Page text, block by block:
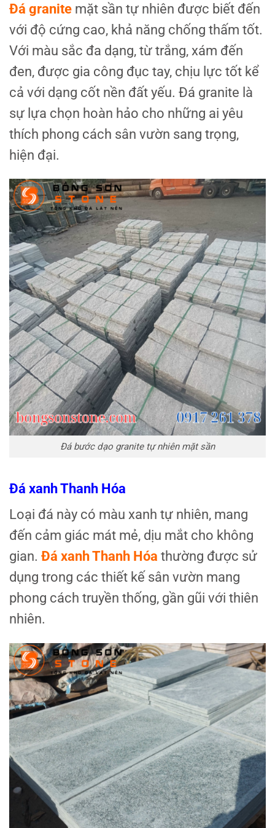
Đá granite mặt sần tự nhiên được biết đến
với độ cứng cao, khả năng chống thấm tốt.
Với màu sắc đa dạng, từ trắng, xám đến
đen, được gia công đục tay, chịu lực tốt kể
cả với dạng cốt nền đất yếu. Đá granite là
sự lựa chọn hoàn hảo cho những ai yêu
thích phong cách sân vườn sang trọng,
hiện đại.
Đá bước dạo granite tự nhiên mặt sần
Đá xanh Thanh Hóa
Loại đá này có màu xanh tự nhiên, mang
đến cảm giác mát mẻ, dịu mắt cho không
gian. Đá xanh Thanh Hóa thường được sử
dụng trong các thiết kế sân vườn mang
phong cách truyền thống, gần gũi với thiên
nhiên.